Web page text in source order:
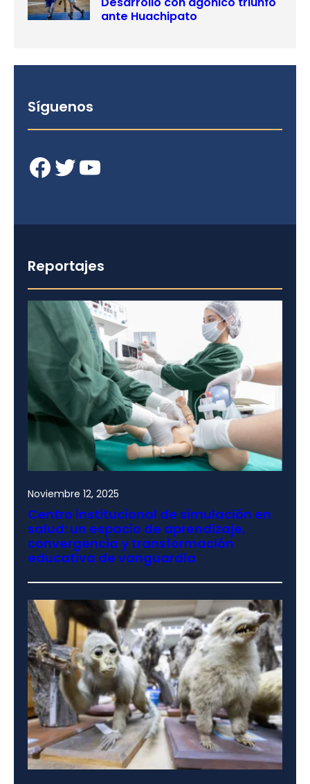
ante Huachipato
Síguenos
Facebook Twitter YouTube
Reportajes
Noviembre 12, 2025
Centro institucional de simulación en
salud: un espacio de aprendizaje,
convergencia y transformación
educativa de vanguardia